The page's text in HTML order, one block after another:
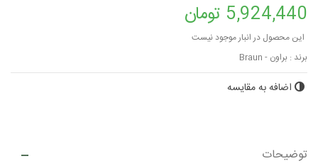
5,924,440 تومان
این محصول در انبار موجود نیست
برند : براون - Braun
اضافه به مقایسه
توضیحات